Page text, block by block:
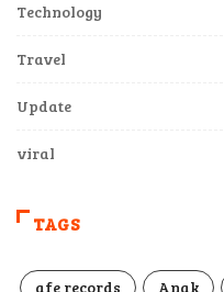
Technology
Travel
Update
viral
TAGS
afe records Anak